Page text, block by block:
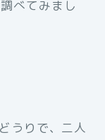
べてみまし
うりで、二人